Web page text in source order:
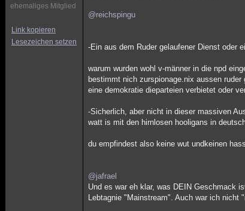
ehemaliges Mitglied
Link kopieren
Lesezeichen setzen
@reichspingu
-Ein aus dem Ruder gelaufener Dienst oder
warum wurden wohl v-männer in die npd
bestimmt nich zurspionage.nix aussen
eine demokratie dieparteien verbietet oder
-Sicherlich, aber nicht in dieser massiven
watt is mit den hirnlosen hooligans in
du empfindest also keine wut undkeinen
@jafrael
Und es war eh klar, was DEIN Geschmack
Lebtagnie "Mainstream". Auch war ich nicht